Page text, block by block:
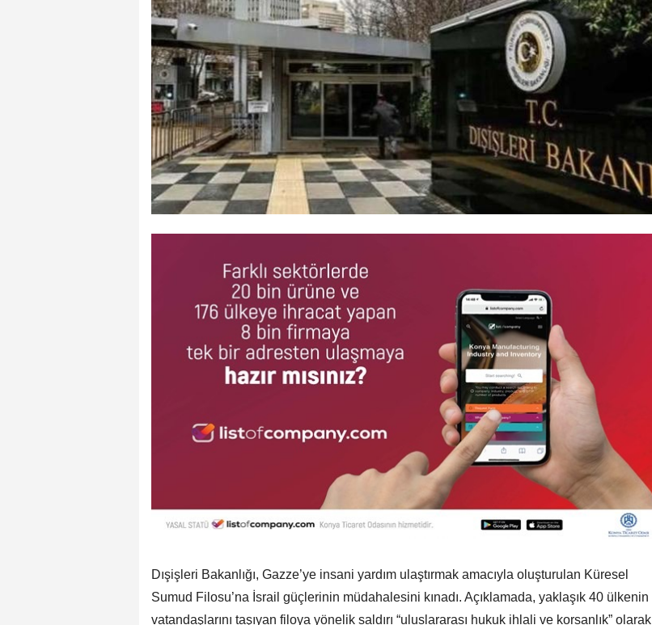
Dışişleri Bakanlığı, Gazze’ye insani yardım ulaştırmak amacıyla oluşturulan Küresel
Sumud Filosu’na İsrail güçlerinin müdahalesini kınadı. Açıklamada, yaklaşık 40 ülkenin
vatandaşlarını taşıyan filoya yönelik saldırı “uluslararası hukuk ihlali ve korsanlık” olarak